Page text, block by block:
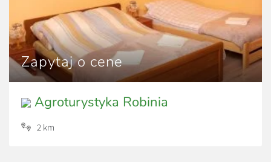
Zapytaj o cene
Agroturystyka Robinia
2 km